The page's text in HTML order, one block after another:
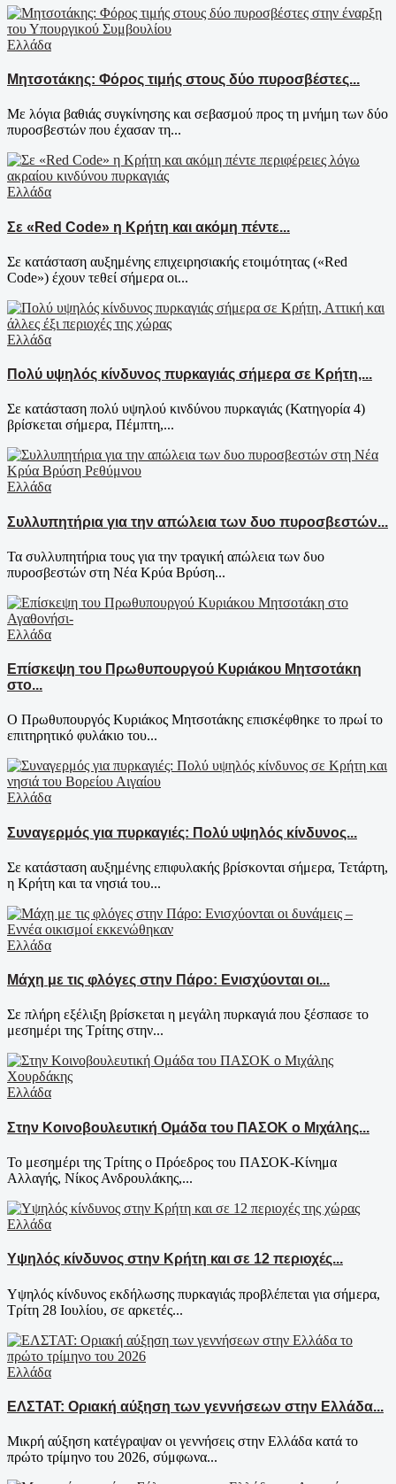
Ελλάδα
Μητσοτάκης: Φόρος τιμής στους δύο πυροσβέστες...
Με λόγια βαθιάς συγκίνησης και σεβασμού προς τη μνήμη των δύο
πυροσβεστών που έχασαν τη...
Ελλάδα
Σε «Red Code» η Κρήτη και ακόμη πέντε...
Σε κατάσταση αυξημένης επιχειρησιακής ετοιμότητας («Red
Code») έχουν τεθεί σήμερα οι...
Ελλάδα
Πολύ υψηλός κίνδυνος πυρκαγιάς σήμερα σε Κρήτη,...
Σε κατάσταση πολύ υψηλού κινδύνου πυρκαγιάς (Κατηγορία 4)
βρίσκεται σήμερα, Πέμπτη,...
Ελλάδα
Συλλυπητήρια για την απώλεια των δυο πυροσβεστών...
Τα συλλυπητήρια τους για την τραγική απώλεια των δυο
πυροσβεστών στη Νέα Κρύα Βρύση...
Ελλάδα
Επίσκεψη του Πρωθυπουργού Κυριάκου Μητσοτάκη
στο...
Ο Πρωθυπουργός Κυριάκος Μητσοτάκης επισκέφθηκε το πρωί το
επιτηρητικό φυλάκιο του...
Ελλάδα
Συναγερμός για πυρκαγιές: Πολύ υψηλός κίνδυνος...
Σε κατάσταση αυξημένης επιφυλακής βρίσκονται σήμερα, Τετάρτη,
η Κρήτη και τα νησιά του...
Ελλάδα
Μάχη με τις φλόγες στην Πάρο: Ενισχύονται οι...
Σε πλήρη εξέλιξη βρίσκεται η μεγάλη πυρκαγιά που ξέσπασε το
μεσημέρι της Τρίτης στην...
Ελλάδα
Στην Κοινοβουλευτική Ομάδα του ΠΑΣΟΚ ο Μιχάλης...
Το μεσημέρι της Τρίτης ο Πρόεδρος του ΠΑΣΟΚ-Κίνημα
Αλλαγής, Νίκος Ανδρουλάκης,...
Ελλάδα
Υψηλός κίνδυνος στην Κρήτη και σε 12 περιοχές...
Υψηλός κίνδυνος εκδήλωσης πυρκαγιάς προβλέπεται για σήμερα,
Τρίτη 28 Ιουλίου, σε αρκετές...
Ελλάδα
ΕΛΣΤΑΤ: Οριακή αύξηση των γεννήσεων στην Ελλάδα...
Μικρή αύξηση κατέγραψαν οι γεννήσεις στην Ελλάδα κατά το
πρώτο τρίμηνο του 2026, σύμφωνα...